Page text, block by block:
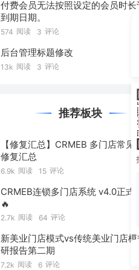
付费会员无法按照设定的会员时长
到期日期。
574 阅读 3 评论
后台管理标题修改
13k 阅读 3 评论
推荐板块
【修复汇总】CRMEB 多门店常见
修复汇总
6.9k 阅读 15 评论
CRMEB连锁多门店系统 v4.0正式
🔥
2.7k 阅读 64 评论
新美业门店模式vs传统美业门店模
研报告第二期
7.2k 阅读 6 评论